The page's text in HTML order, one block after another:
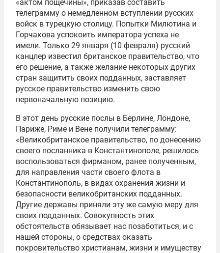
«актом пощечины», приказав составить
телеграмму о немедленном вступлении русских
войск в турецкую столицу. Попытки Милютина и
Горчакова успокоить императора успеха не
имели. Только 29 января (10 февраля) русский
канцлер известил британское правительство, что
его решение, а также желание некоторых других
стран защитить своих подданных, заставляет
русское правительство изменить свою
первоначальную позицию.
В этот день русские послы в Берлине, Лондоне,
Париже, Риме и Вене получили телеграмму:
«Великобританское правительство, по донесению
своего посланника в Константинополе, решилось
воспользоваться фирманом, ранее полученным,
для направления части своего флота в
Константинополь, в видах охранения жизни и
безопасности великобританских подданных.
Другие державы приняли эту же самую меру для
своих подданных. Совокупность этих
обстоятельств обязывает нас позаботиться, и с
нашей стороны, о средствах оказать
покровительство христианам, жизни и имуществу